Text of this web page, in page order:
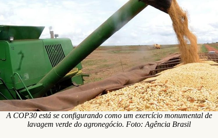
A COP30 está se configurando como um exercício monumental de
lavagem verde do agronegócio. Foto: Agência Brasil